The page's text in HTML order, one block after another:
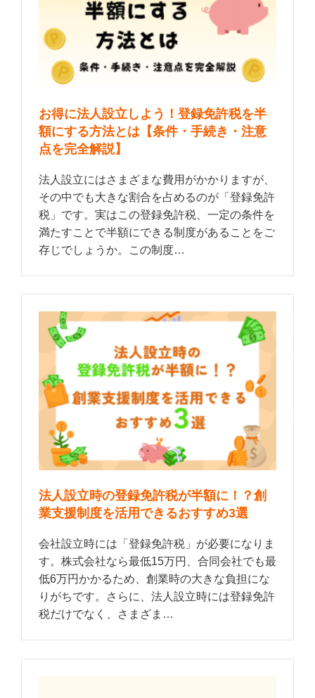
お得に法人設立しよう！登録免許税を半
額にする方法とは【条件・手続き・注意
点を完全解説】
法人設立にはさまざまな費用がかかりますが、
その中でも大きな割合を占めるのが「登録免許
税」です。実はこの登録免許税、一定の条件を
満たすことで半額にできる制度があることをご
存じでしょうか。この制度…
法人設立時の登録免許税が半額に！？創
業支援制度を活用できるおすすめ3選
会社設立時には「登録免許税」が必要になりま
す。株式会社なら最低15万円、合同会社でも最
低6万円かかるため、創業時の大きな負担にな
りがちです。さらに、法人設立時には登録免許
税だけでなく、さまざま…